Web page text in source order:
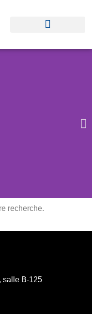
recherche.
salle B-125